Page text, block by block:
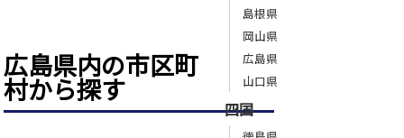
広島県内の市区町
村から探す
島根県
岡山県
広島県
山口県
四国